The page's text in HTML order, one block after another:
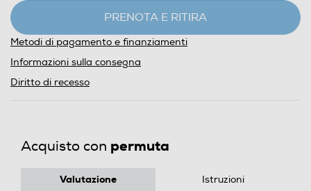
PRENOTA E RITIRA
Metodi di pagamento e finanziamenti
Informazioni sulla consegna
Diritto di recesso
Acquisto con permuta
Valutazione Istruzioni